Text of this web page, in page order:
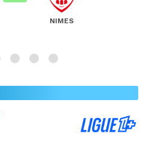
NIMES